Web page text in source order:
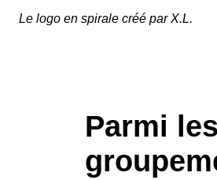
Le logo en spirale créé par X.L.
Parmi